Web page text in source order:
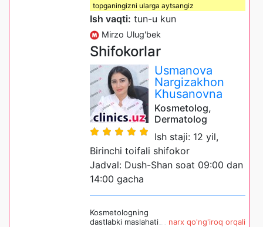
topganingizni ularga aytsangiz
Ish vaqti: tun-u kun
Mirzo Ulug'bek
Shifokorlar
Usmanova
Nargizakhon
Khusanovna
Kosmetolog,
Dermatolog
Ish staji: 12 yil,
Birinchi toifali shifokor
Jadval: Dush-Shan soat 09:00 dan
14:00 gacha
Kosmetologning
dastlabki maslahati
narx qo'ng'iroq orqali